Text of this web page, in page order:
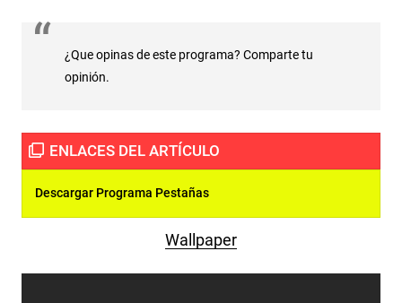
¿Que opinas de este programa? Comparte tu
opinión.
Descargar Programa Pestañas
Wallpaper